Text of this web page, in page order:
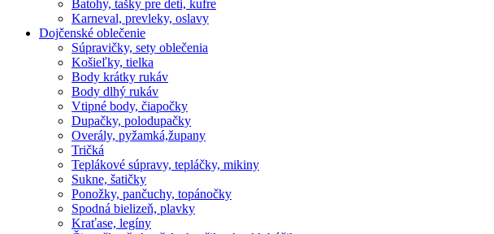
Batohy, tašky pre deti, kufre
Karneval, prevleky, oslavy
Dojčenské oblečenie
Súpravičky, sety oblečenia
Košieľky, tielka
Body krátky rukáv
Body dlhý rukáv
Vtipné body, čiapočky
Dupačky, polodupačky
Overály, pyžamká,župany
Tričká
Teplákové súpravy, tepláčky, mikiny
Sukne, šatičky
Ponožky, pančuchy, topánočky
Spodná bielizeň, plavky
Kraťase, legíny